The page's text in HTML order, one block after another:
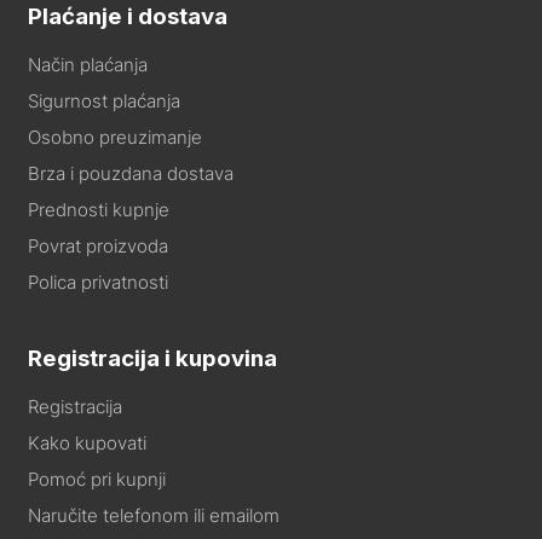
Plaćanje i dostava
Način plaćanja
Sigurnost plaćanja
Osobno preuzimanje
Brza i pouzdana dostava
Prednosti kupnje
Povrat proizvoda
Polica privatnosti
Registracija i kupovina
Registracija
Kako kupovati
Pomoć pri kupnji
Naručite telefonom ili emailom